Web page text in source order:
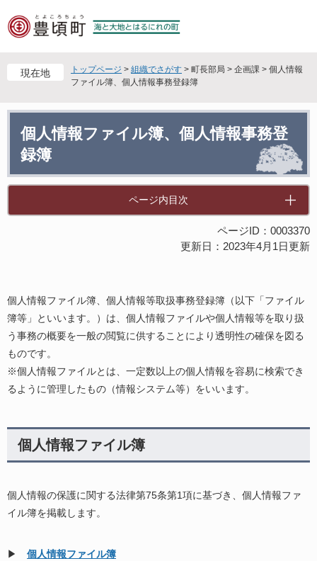
ー
す
ニ
し
現在地 トップページ > 組織でさがす > 町長部局 > 企画課 > 個人情報
ファイル簿、個人情報事務登録簿
個人情報ファイル簿、個人情報事務登
録簿
ページ内目次
ページID：0003370
更新日：2023年4月1日更新
個人情報ファイル簿、個人情報等取扱事務登録簿（以下「ファイル
簿等」といいます。）は、個人情報ファイルや個人情報等を取り扱
う事務の概要を一般の閲覧に供することにより透明性の確保を図る
ものです。
※個人情報ファイルとは、一定数以上の個人情報を容易に検索でき
るように管理したもの（情報システム等）をいいます。
個人情報ファイル簿
個人情報の保護に関する法律第75条第1項に基づき、個人情報ファ
イル簿を掲載します。
▶ 個人情報ファイル簿